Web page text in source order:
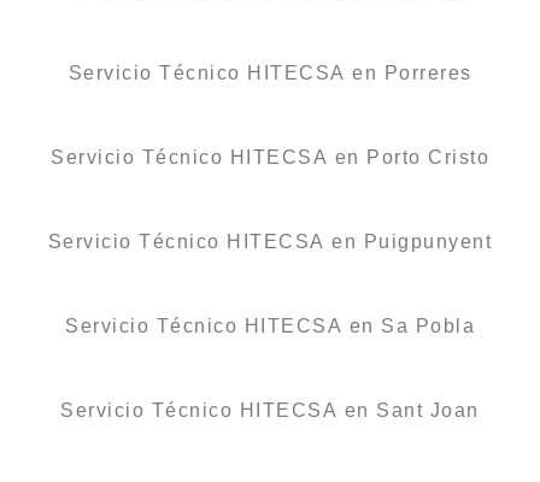
Servicio Técnico HITECSA en Porreres
Servicio Técnico HITECSA en Porto Cristo
Servicio Técnico HITECSA en Puigpunyent
Servicio Técnico HITECSA en Sa Pobla
Servicio Técnico HITECSA en Sant Joan